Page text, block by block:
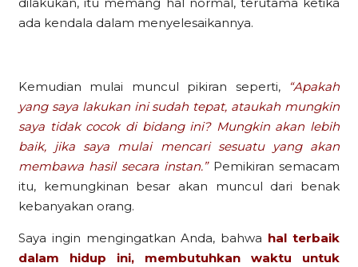
ada kendala dalam menyelesaikannya.
Kemudian mulai muncul pikiran seperti,“Apakah
yang saya lakukan ini sudah tepat, ataukah mungkin
saya tidak cocok di bidang ini? Mungkin akan lebih
baik, jika saya mulai mencari sesuatu yang akan
membawa hasil secara instan.”Pemikiran semacam
itu, kemungkinan besar akan muncul dari benak
kebanyakan orang.
Saya ingin mengingatkan Anda, bahwa hal terbaik
dalam hidup ini, membutuhkan waktu untuk